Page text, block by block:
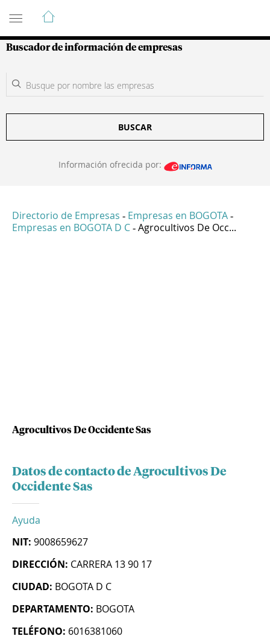
Guía de Empresas Colombianas
Buscador de información de empresas
BUSCAR
Información ofrecida por:
Directorio de Empresas - Empresas en BOGOTA -
Empresas en BOGOTA D C - Agrocultivos De Occ...
Agrocultivos De Occidente Sas
Datos de contacto de Agrocultivos De
Occidente Sas
Ayuda
NIT: 9008659627
DIRECCIÓN: CARRERA 13 90 17
CIUDAD: BOGOTA D C
DEPARTAMENTO: BOGOTA
TELÉFONO: 6016381060